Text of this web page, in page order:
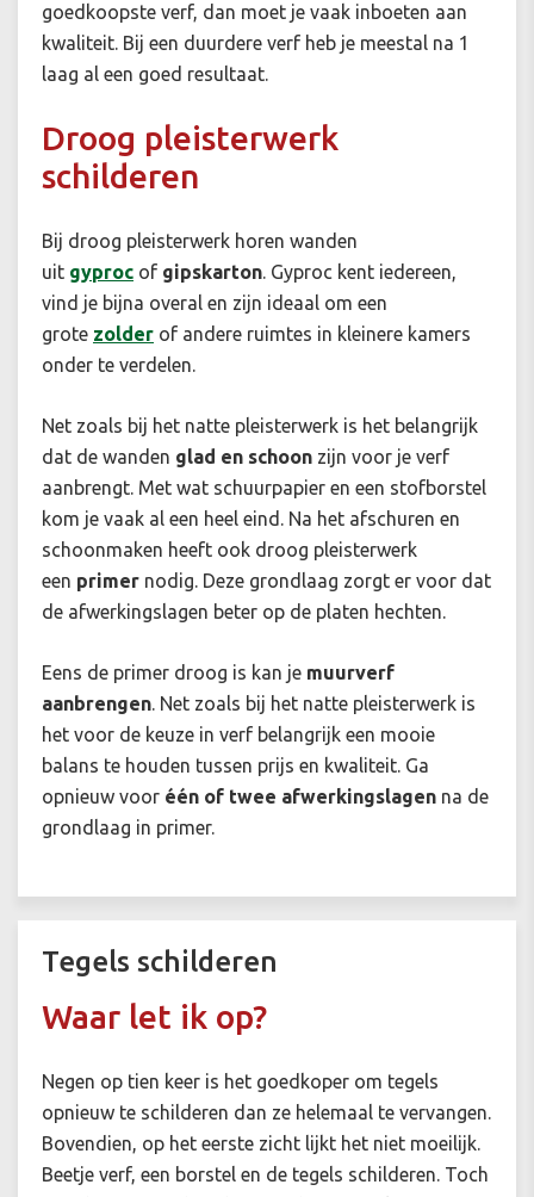
goedkoopste verf, dan moet je vaak inboeten aan
kwaliteit. Bij een duurdere verf heb je meestal na 1
laag al een goed resultaat.
Droog pleisterwerk
schilderen
Bij droog pleisterwerk horen wanden
uit gyproc of gipskarton. Gyproc kent iedereen,
vind je bijna overal en zijn ideaal om een
grote zolder of andere ruimtes in kleinere kamers
onder te verdelen.
Net zoals bij het natte pleisterwerk is het belangrijk
dat de wanden glad en schoon zijn voor je verf
aanbrengt. Met wat schuurpapier en een stofborstel
kom je vaak al een heel eind. Na het afschuren en
schoonmaken heeft ook droog pleisterwerk
een primer nodig. Deze grondlaag zorgt er voor dat
de afwerkingslagen beter op de platen hechten.
Eens de primer droog is kan je muurverf
aanbrengen. Net zoals bij het natte pleisterwerk is
het voor de keuze in verf belangrijk een mooie
balans te houden tussen prijs en kwaliteit. Ga
opnieuw voor één of twee afwerkingslagen na de
grondlaag in primer.
Tegels schilderen
Waar let ik op?
Negen op tien keer is het goedkoper om tegels
opnieuw te schilderen dan ze helemaal te vervangen.
Bovendien, op het eerste zicht lijkt het niet moeilijk.
Beetje verf, een borstel en de tegels schilderen. Toch